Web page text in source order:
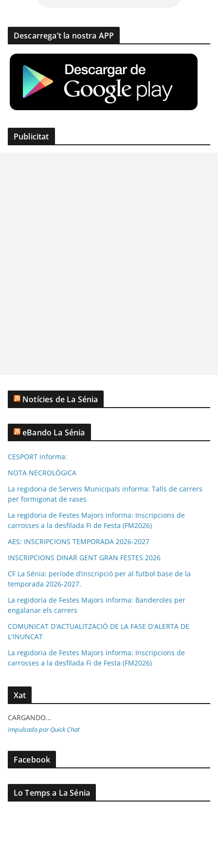
Descarrega’t la nostra APP
Publicitat
Notícies de La Sénia
eBando La Sénia
CESPORT informa:
NOTA NECROLÒGICA
La regidoria de Serveis Municipals informa: Talls de carrers
per formigonat de rases
La regidoria de Festes Majors informa: Inscripcions de
carrosses a la desfilada Fi de Festa (FM2026)
AES: INSCRIPCIONS TEMPORADA 2026-2027
INSCRIPCIONS DINAR GENT GRAN FESTES 2026
CF La Sénia: període d’inscripció per al futbol base de la
temporada 2026-2027.
La regidoria de Festes Majors informa: Banderoles per
engalanar els carrers
COMUNICAT D'ACTUALITZACIÓ DE LA FASE D'ALERTA DE
L'INUNCAT
La regidoria de Festes Majors informa: Inscripcions de
carrosses a la desfilada Fi de Festa (FM2026)
Xat
CARGANDO...
Impulsado por Quick Chat
Facebook
Lo Temps a La Sénia